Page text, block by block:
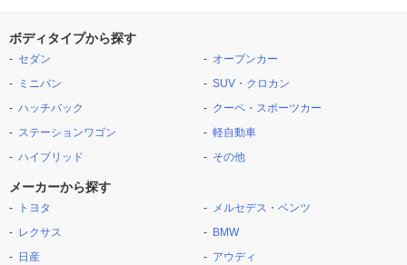
ボディタイプから探す
セダン
ミニバン
ハッチバック
ステーションワゴン
ハイブリッド
オープンカー
SUV・クロカン
クーペ・スポーツカー
軽自動車
その他
メーカーから探す
トヨタ
レクサス
日産
メルセデス・ベンツ
BMW
アウディ